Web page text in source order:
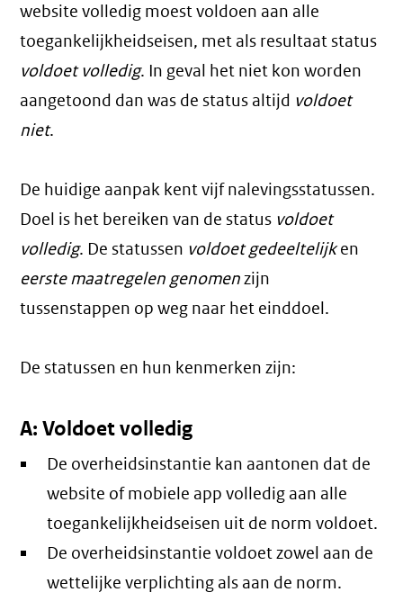
website volledig moest voldoen aan alle
toegankelijkheidseisen, met als resultaat status
voldoet volledig. In geval het niet kon worden
aangetoond dan was de status altijd voldoet
niet.
De huidige aanpak kent vijf nalevingsstatussen.
Doel is het bereiken van de status voldoet
volledig. De statussen voldoet gedeeltelijken
eerste maatregelen genomenzijn
tussenstappen op weg naar het einddoel.
De statussen en hun kenmerken zijn:
A: Voldoet volledig
De overheidsinstantie kan aantonen dat de
website of mobiele app volledig aan alle
toegankelijkheidseisen uit de norm voldoet.
De overheidsinstantie voldoet zowel aan de
wettelijke verplichting als aan de norm.